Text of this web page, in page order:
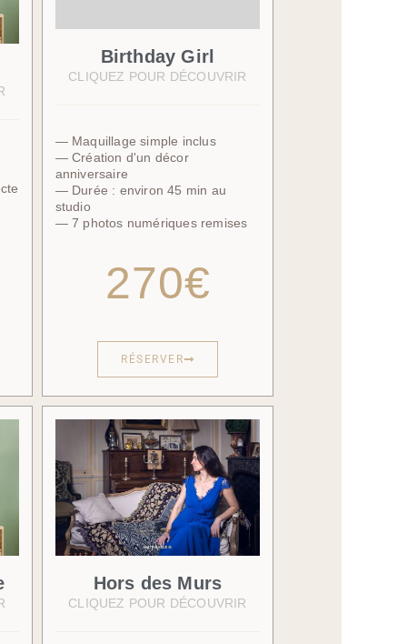
Birthday Girl
CLIQUEZ POUR DÉCOUVRIR
— Maquillage simple inclus
— Création d'un décor
anniversaire
— Durée : environ 45 min au
studio
— 7 photos numériques remises
270€
RÉSERVER
Hors des Murs
CLIQUEZ POUR DÉCOUVRIR